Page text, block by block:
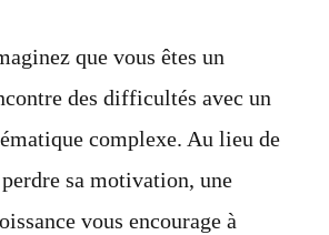
que vous êtes un
des difficultés avec un
complexe. Au lieu de
sa motivation, une
vous encourage à